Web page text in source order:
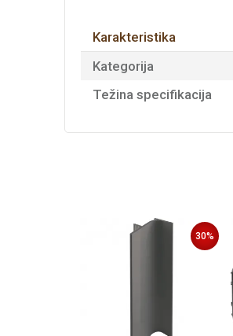
Karakteristika
Kategorija
Težina specifikacija
30%